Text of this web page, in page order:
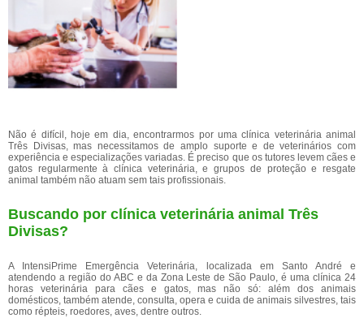
Não é difícil, hoje em dia, encontrarmos por uma clínica veterinária animal
Três Divisas, mas necessitamos de amplo suporte e de veterinários com
experiência e especializações variadas. É preciso que os tutores levem cães e
gatos regularmente à clínica veterinária, e grupos de proteção e resgate
animal também não atuam sem tais profissionais.
Buscando por clínica veterinária animal Três
Divisas?
A IntensiPrime Emergência Veterinária, localizada em Santo André e
atendendo a região do ABC e da Zona Leste de São Paulo, é uma clínica 24
horas veterinária para cães e gatos, mas não só: além dos animais
domésticos, também atende, consulta, opera e cuida de animais silvestres, tais
como répteis, roedores, aves, dentre outros.